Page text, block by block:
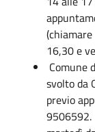
16,30 e
Comune
svolto da
previo
9506592.